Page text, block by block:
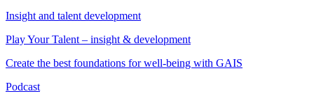
Insight and talent development
Play Your Talent – insight & development
Create the best foundations for well-being with GAIS
Podcast